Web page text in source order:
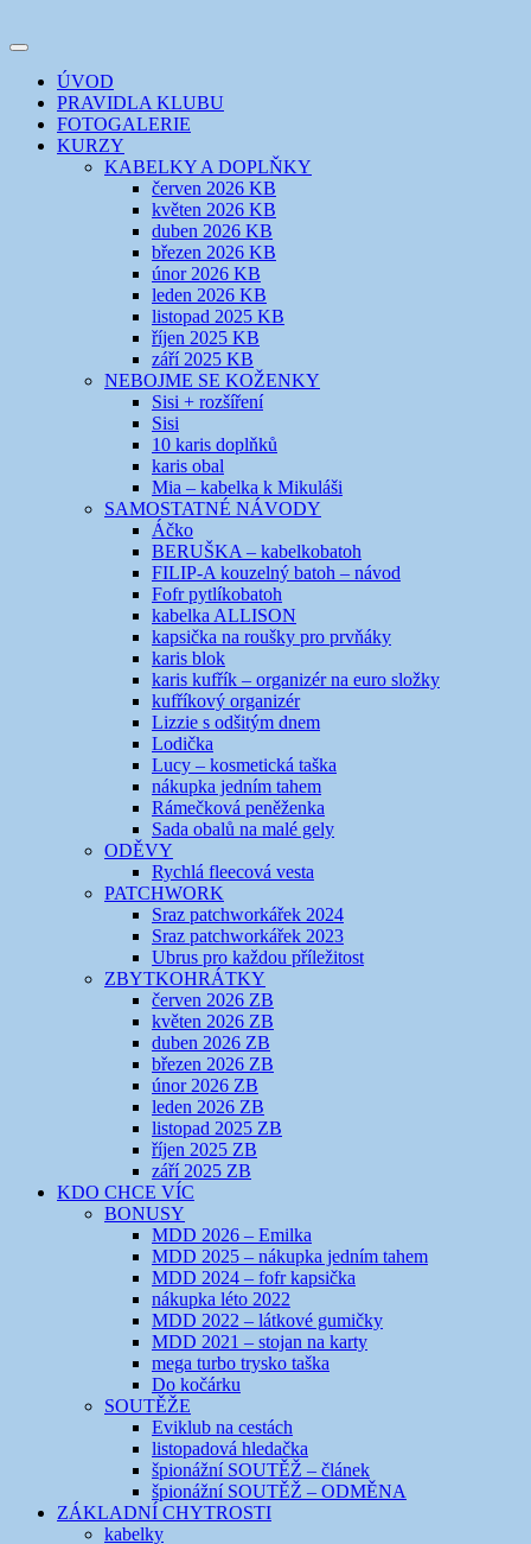
k
webuEVIKLUB
šicí klub
Toggle
navigation
ÚVOD
PRAVIDLA KLUBU
FOTOGALERIE
KURZY
KABELKY A DOPLŇKY
červen 2026 KB
květen 2026 KB
duben 2026 KB
březen 2026 KB
únor 2026 KB
leden 2026 KB
listopad 2025 KB
říjen 2025 KB
září 2025 KB
NEBOJME SE KOŽENKY
Sisi + rozšíření
Sisi
10 karis doplňků
karis obal
Mia – kabelka k Mikuláši
SAMOSTATNÉ NÁVODY
Áčko
BERUŠKA – kabelkobatoh
FILIP-A kouzelný batoh – návod
Fofr pytlíkobatoh
kabelka ALLISON
kapsička na roušky pro prvňáky
karis blok
karis kufřík – organizér na euro složky
kufříkový organizér
Lizzie s odšitým dnem
Lodička
Lucy – kosmetická taška
nákupka jedním tahem
Rámečková peněženka
Sada obalů na malé gely
ODĚVY
Rychlá fleecová vesta
PATCHWORK
Sraz patchworkářek 2024
Sraz patchworkářek 2023
Ubrus pro každou příležitost
ZBYTKOHRÁTKY
červen 2026 ZB
květen 2026 ZB
duben 2026 ZB
březen 2026 ZB
únor 2026 ZB
leden 2026 ZB
listopad 2025 ZB
říjen 2025 ZB
září 2025 ZB
KDO CHCE VÍC
BONUSY
MDD 2026 – Emilka
MDD 2025 – nákupka jedním tahem
MDD 2024 – fofr kapsička
nákupka léto 2022
MDD 2022 – látkové gumičky
MDD 2021 – stojan na karty
mega turbo trysko taška
Do kočárku
SOUTĚŽE
Eviklub na cestách
listopadová hledačka
špionážní SOUTĚŽ – článek
špionážní SOUTĚŽ – ODMĚNA
ZÁKLADNÍ CHYTROSTI
kabelky